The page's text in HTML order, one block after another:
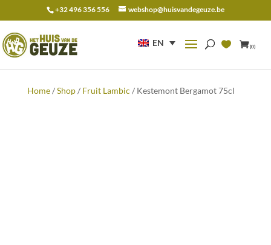
+32 496 356 556 webshop@huisvandegeuze.be
EN (0)
for:
Home/Shop/ Fruit Lambic / Kestemont Bergamot 75cl